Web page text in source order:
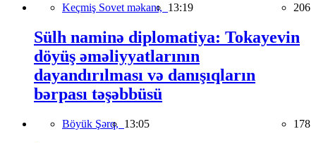
Keçmiş Sovet məkanı, 13:19 206
Sülh naminə diplomatiya: Tokayevin
döyüş əməliyyatlarının
dayandırılması və danışıqların
bərpası təşəbbüsü
Böyük Şərq, 13:05 178